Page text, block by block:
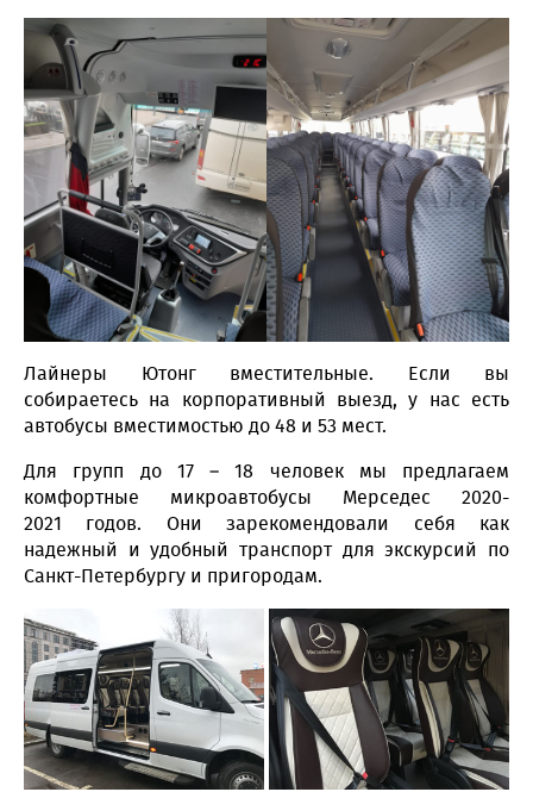
Лайнеры Ютонг вместительные. Если вы
собираетесь на корпоративный выезд, у нас есть
автобусы вместимостью до 48 и 53 мест.
Для групп до 17 – 18 человек мы предлагаем
комфортные микроавтобусы Мерседес 2020-
2021 годов. Они зарекомендовали себя как
надежный и удобный транспорт для экскурсий по
Санкт-Петербургу и пригородам.